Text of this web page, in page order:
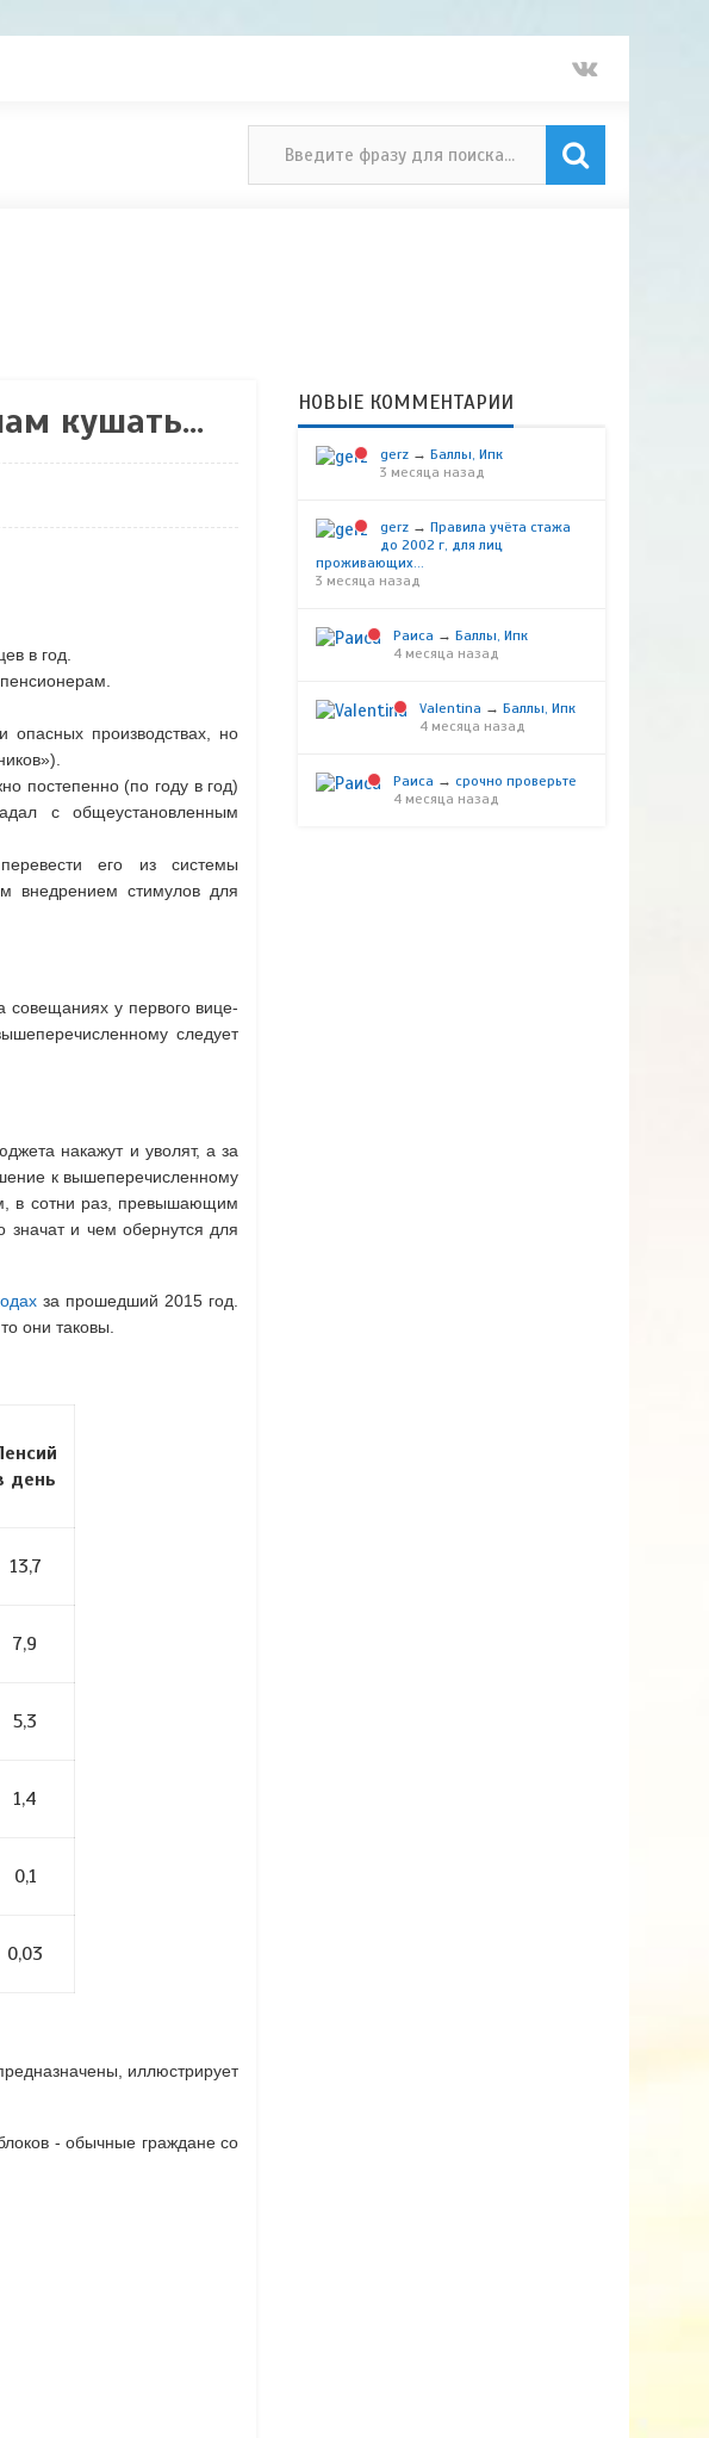
кушать...
в год.
производствах, но
постепенно (по году в год)
с общеустановленным
его из системы
внедрением стимулов для
у первого вице-
следует
накажут и уволят, а за
к вышеперечисленному
в сотни раз, превышающим
значат и чем обернутся для
за прошедший 2015 год.
они таковы.
день
13,7
7,9
5,3
1,4
0,1
0,03
иллюстрирует
- обычные граждане со
НОВЫЕ КОММЕНТАРИИ
gerz →Баллы, Ипк
3 месяца назад
gerz →Правила учёта стажа
до 2002 г, для лиц
проживающих...
3 месяца назад
Раиса →Баллы, Ипк
4 месяца назад
Valentina →Баллы, Ипк
4 месяца назад
Раиса →срочно проверьте
4 месяца назад